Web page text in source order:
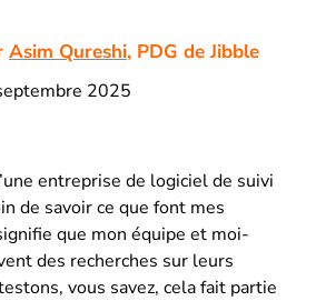
Asim Qureshi, PDG de Jibble
2025
entreprise de logiciel de suivi
de savoir ce que font mes
que mon équipe et moi-
des recherches sur leurs
vous savez, cela fait partie